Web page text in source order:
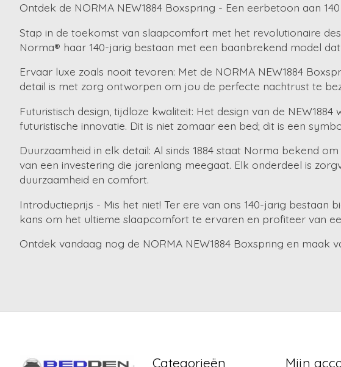
Ontdek de NORMA NEW1884 Boxspring - Een eerbetoon aan
Stap in de toekomst van slaapcomfort met het revolutionaire
Norma® haar 140-jarig bestaan met een baanbrekend model
Ervaar luxe zoals nooit tevoren: Met de NORMA NEW1884
detail is met zorg ontworpen om jou de perfecte nachtrust te
Futuristisch design, tijdloze kwaliteit: Het design van de
futuristische innovatie. Dit is niet zomaar een bed; dit is een
Duurzaamheid in elk detail: Al sinds 1884 staat Norma bekend
van een investering die jarenlang meegaat. Elk onderdeel is
duurzaamheid en comfort.
Introductieprijs - Mis het niet! Ter ere van ons 140-jarig bestaan
kans om het ultieme slaapcomfort te ervaren en profiteer van
Ontdek vandaag nog de NORMA NEW1884 Boxspring en
Categorieën Mijn